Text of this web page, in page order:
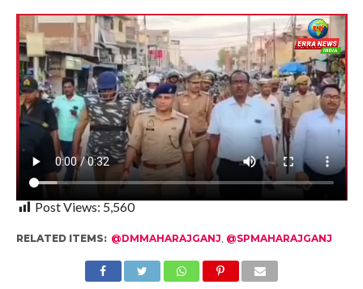
Post Views: 5,560
RELATED ITEMS: @DMMAHARAJGANJ, @SPMAHARAJGANJ